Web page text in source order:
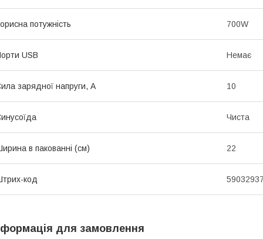
потужність 700W
USB Немає
зарядної напруги, А 10
Чиста
в пакованні (см) 22
код
для замовлення